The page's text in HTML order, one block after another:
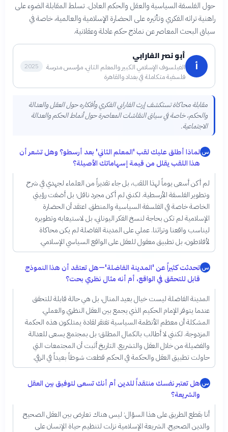
حول الفلسفة السياسية والعقل والحكم العادل. تسلط المقابلة الضوء على
راهنية تراثه الفكري وتأثيره على الحضارة الإسلامية والعالمية، خاصة في
سياق البحث المعاصر عن نماذج حكم عادلة وعقلانية.
أ
أبو نصر الفارابي
الفيلسوف الإسلامي الكبير والمعلم الثاني، مؤسس مدرسة
فلسفية متكاملة في بغداد والقاهرة
2025
مقابلة محاكاة تستكشف إرث الفارابي الفكري وأفكاره حول العقل والعدالة
والحكم، خاصة في سياق النقاشات المعاصرة حول أنماط الحكم والعدالة
الاجتماعية.
س لماذا أطلق عليك لقب 'المعلم الثاني' بعد أرسطو؟ وهل تشعر أن
هذا اللقب يقلل من قيمة إسهاماتك الأصيلة؟
لم أكن أسعى يوماً لهذا اللقب، بل جاء تقديراً من العلماء لجهدي في شرح
وتطوير الفلسفة الأرسطية. لكنني لم أكن مجرد ناقل؛ بل أضفت رؤيتي
الخاصة خاصة في الفلسفة السياسية والمنطق. اعتقد أن الحضارة
الإسلامية لم تكن بحاجة لنسخ الفكر اليوناني، بل لاستيعابه وتطويره
ليناسب واقعنا وتراثنا. عملي على المدينة الفاضلة لم يكن محاكاة
لأفلاطون، بل تطبيق معقول للعقل على الواقع السياسي الإسلامي.
س تحدثت كثيراً عن 'المدينة الفاضلة'—هل تعتقد أن هذا النموذج
قابل للتحقق في الواقع، أم أنه مثال نظري بحت؟
المدينة الفاضلة ليست خيال بعيد المنال، بل هي حالة قابلة للتحقق
عندما يتوفر الإمام الحكيم الذي يجمع بين العقل النظري والعملي.
المشكلة أن معظم الأنظمة السياسية تفتقر لقادة يمتلكون هذه الحكمة
المزدوجة. لكنني لا أطالب بالكمال المطلق؛ بل بمجتمع يسعى للعدالة
والفضيلة من خلال العقل والتشريع. التاريخ أثبت أن المجتمعات التي
حاولت تطبيق العقل والحكمة في الحكم قطعت شوطاً بعيداً في الرقي.
س هل تعتبر نفسك منتقداً للدين أم أنك تسعى لتوفيق بين العقل
والشريعة؟
أنا بقطع الطريق على هذا السؤال: ليس هناك تعارض بين العقل الصحيح
والدين الصحيح. الشريعة الإسلامية نزلت لتنظيم حياة الإنسان على